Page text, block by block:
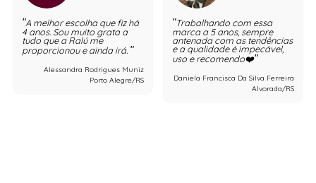
A melhor escolha que fiz há
4 anos. Sou muito grata a
tudo que a Ralú me
proporcionou e ainda irá.
Alessandra Rodrigues Muniz
Porto Alegre/RS
Trabalhando com essa
marca a 5 anos, sempre
antenada com as tendências
e a qualidade é impecável,
uso e recomendo❤️
Daniela Francisca Da Silva Ferreira
Alvorada/RS